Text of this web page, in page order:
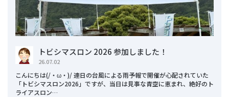
トビシマスロン 2026 参加しました！
26.07.02
こんにちは(/・ω・)/ 連日の台風による雨予報で開催が心配されていた
「トビシマスロン2026」ですが、当日は見事な青空に恵まれ、絶好のト
ライアスロン…